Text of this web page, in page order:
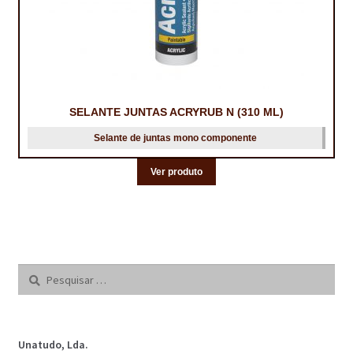
SELANTE JUNTAS ACRYRUB N (310 ML)
Selante de juntas mono componente
Ver produto
Pesquisar
Unatudo, Lda.